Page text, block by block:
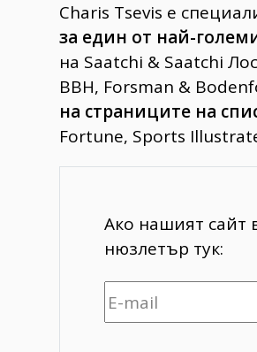
Charis Tsevis е
за един от най-
на Saatchi & Saatchi
BBH, Forsman &
на страниците на
Fortune, Sports
Ако нашият сайт
нюзлетър тук: